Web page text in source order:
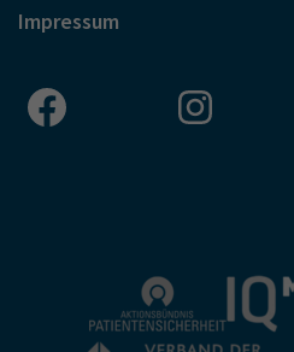
Impressum